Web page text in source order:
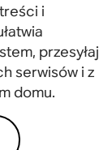
i
przesyłaj
serwisów i z
domu.